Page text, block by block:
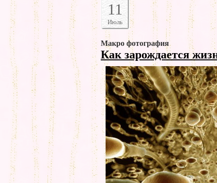
11
Июль
Макро фотография
Как зарождается